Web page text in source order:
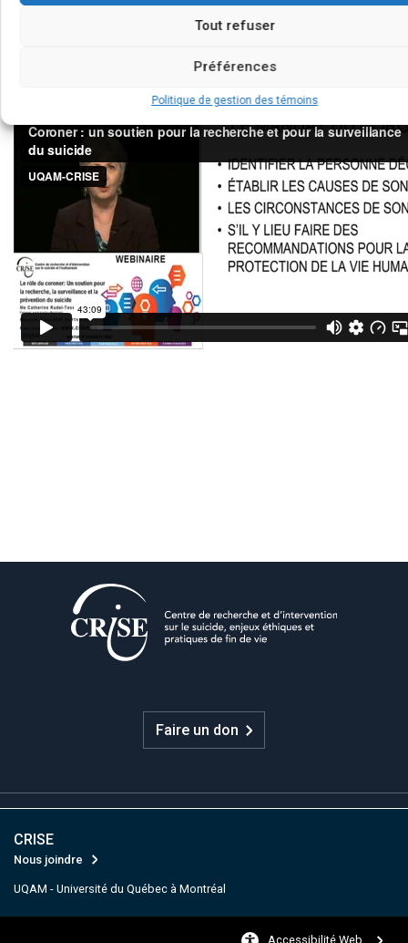
Tout refuser
Préférences
Politique de gestion des témoins
Faire un don
UQAM - Université du Québec à Montréal
CRISE
Nous joindre
Accessibilité Web